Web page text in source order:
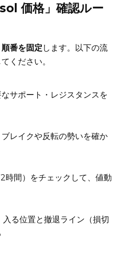
価格」確認ルー
順番を固定 します。以下の流
ください。
サポート・レジスタンスを
レイクや反転の勢いを確か
時間）をチェックして、値動
入る位置と撤退ライン（損切